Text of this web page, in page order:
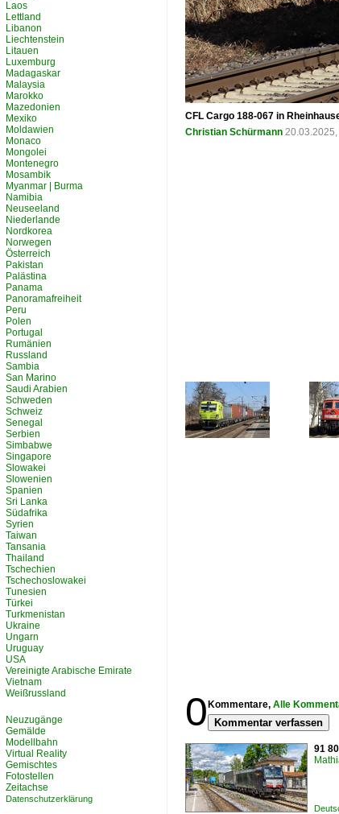
CFL Cargo 188-067 in
Christian Schürmann
0 Kommentare, Alle
Kommentar verfassen
91
Laos
Lettland
Libanon
Liechtenstein
Litauen
Luxemburg
Madagaskar
Malaysia
Marokko
Mazedonien
Mexiko
Moldawien
Monaco
Mongolei
Montenegro
Mosambik
Myanmar | Burma
Namibia
Neuseeland
Niederlande
Nordkorea
Norwegen
Österreich
Pakistan
Palästina
Panama
Panoramafreiheit
Peru
Polen
Portugal
Rumänien
Russland
Sambia
San Marino
Saudi Arabien
Schweden
Schweiz
Senegal
Serbien
Simbabwe
Singapore
Slowakei
Slowenien
Spanien
Sri Lanka
Südafrika
Syrien
Taiwan
Tansania
Thailand
Tschechien
Tschechoslowakei
Tunesien
Türkei
Turkmenistan
Ukraine
Ungarn
Uruguay
USA
Vereinigte Arabische Emirate
Vietnam
Weißrussland
Neuzugänge
Gemälde
Modellbahn
Virtual Reality
Gemischtes
Fotostellen
Zeitachse
Datenschutzerklärung